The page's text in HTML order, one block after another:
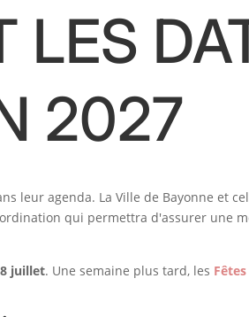
2027
leur agenda. La Ville de Bayonne et
qui permettra d'assurer une
juillet. Une semaine plus tard, les